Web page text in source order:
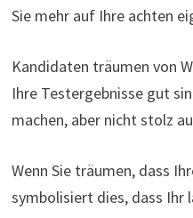
Sie mehr auf Ihre achten
Kandidaten träumen von
Ihre Testergebnisse gut
machen, aber nicht stolz
Wenn Sie träumen, dass
symbolisiert dies, dass Ihr